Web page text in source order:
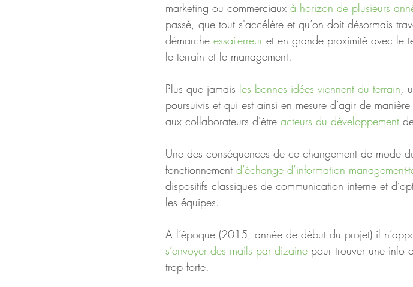
marketing ou commerciaux à horizon de plusieurs
passé, que tout s'accélère et qu’on doit désormais
démarche essai-erreur et en grande proximité avec le
le terrain et le management.
Plus que jamais les bonnes idées viennent du terrain,
poursuivis et qui est ainsi en mesure d’agir de
aux collaborateurs d'être acteurs du développement
Une des conséquences de ce changement de mode
fonctionnement d’échange d’information
dispositifs classiques de communication interne et
les équipes.
A l’époque (2015, année de début du projet) il
s’envoyer des mails par dizaine pour trouver une info
trop forte.